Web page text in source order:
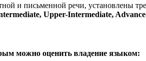
и письменной речи, установлены
Upper-Intermediate,
можно оценить владение языком: